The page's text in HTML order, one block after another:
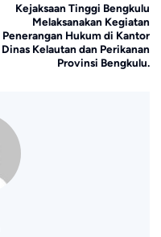
Kejaksaan Tinggi Bengkulu
Melaksanakan Kegiatan
Penerangan Hukum di Kantor
Dinas Kelautan dan Perikanan
Provinsi Bengkulu.